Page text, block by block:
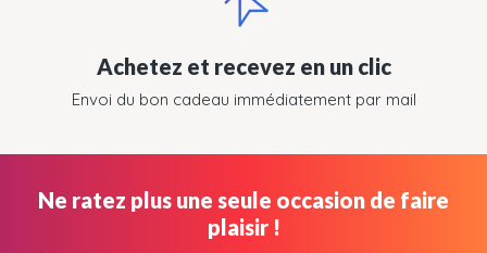
Achetez et recevez en un clic
Envoi du bon cadeau immédiatement par mail
Ne ratez plus une seule occasion de faire
plaisir !